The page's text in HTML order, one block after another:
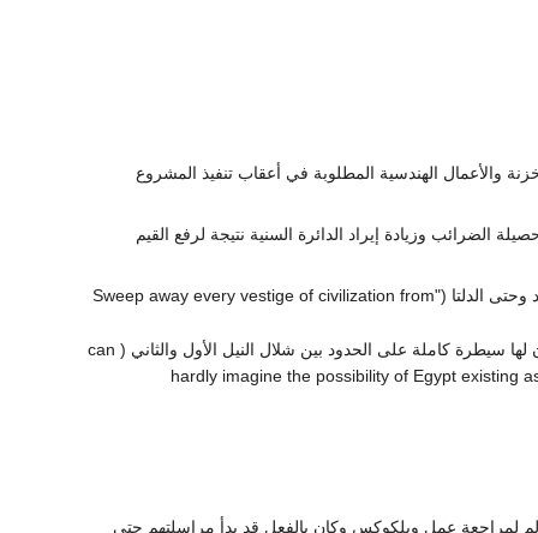
والأعمال الهندسية المطلوبة في أعقاب تنفيذ المشروع
الضرائب وزيادة إيراد الدائرة السنية نتيجة لرفع القيم
مناقشة مخاطر إنهيار السد وقال جارستن نصا أنه لو انهار سيجرف كل أثر للحضارة من موقع السد وحتى الدلتا ("Sweep away every vestige of civilization from
مناقشة خطر وقوع السد تحت سيطرة قوة أجنبية وأنه لايمكن تصور بقاء مصر كدولة دون أن تكون لها سيطرة كاملة على الحدود بين شلال النيل الأول والثاني ( can
hardly imagine the possibility of Egypt existing
لمراجعة عمل ويلكوكس وكان بالفعل قد بدأ مراسلتهم حتى